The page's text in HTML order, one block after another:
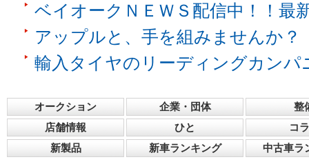
ベイオークＮＥＷＳ配信中！！最
アップルと、手を組みませんか？
輸入タイヤのリーディングカンパ
オークション 企業・団体
整
店舗情報
ひと
コ
新製品
新車ランキング 中古車ラ